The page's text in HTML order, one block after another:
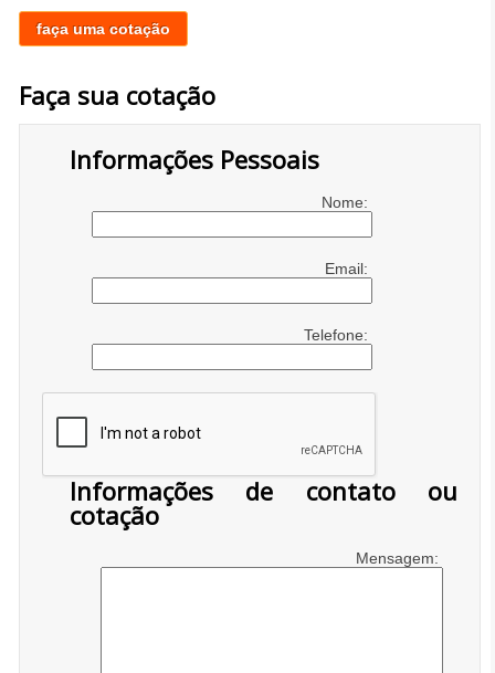
faça uma cotação
Faça sua cotação
Informações Pessoais
Nome:
Email:
Telefone:
Informações de contato ou
cotação
Mensagem: